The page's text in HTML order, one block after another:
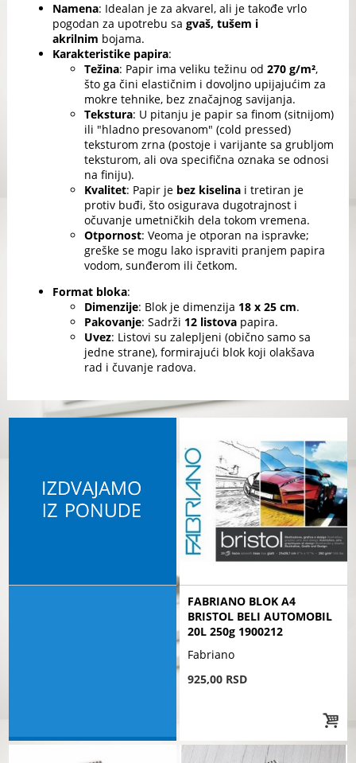
Namena: Idealan je za akvarel, ali je takođe vrlo
pogodan za upotrebu sa gvaš, tušem i
akrilnim bojama.
Karakteristike papira:
Težina: Papir ima veliku težinu od 270 g/m²,
što ga čini elastičnim i dovoljno upijajućim za
mokre tehnike, bez značajnog savijanja.
Tekstura: U pitanju je papir sa finom (sitnijom)
ili "hladno presovanom" (cold pressed)
teksturom zrna (postoje i varijante sa grubljom
teksturom, ali ova specifična oznaka se odnosi
na finiju).
Kvalitet: Papir je bez kiselina i tretiran je
protiv buđi, što osigurava dugotrajnost i
očuvanje umetničkih dela tokom vremena.
Otpornost: Veoma je otporan na ispravke;
greške se mogu lako ispraviti pranjem papira
vodom, sunđerom ili četkom.
Format bloka:
Dimenzije: Blok je dimenzija 18 x 25 cm.
Pakovanje: Sadrži 12 listova papira.
Uvez: Listovi su zalepljeni (obično samo sa
jedne strane), formirajući blok koji olakšava
rad i čuvanje radova.
FABRIANO BLOK A4
BRISTOL BELI AUTOMOBIL
20L 250g 1900212
Fabriano
925,00 RSD